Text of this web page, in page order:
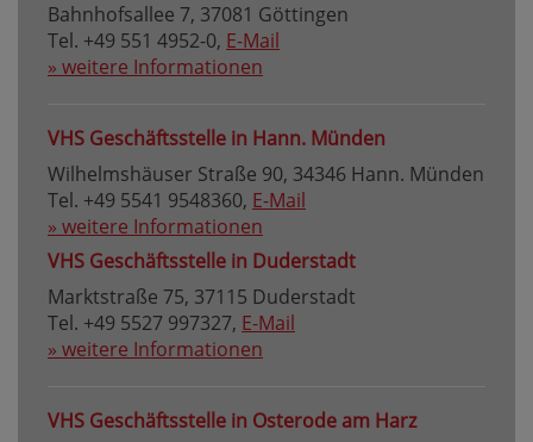
Bahnhofsallee 7, 37081 Göttingen
Tel. +49 551 4952-0, E-Mail
» weitere Informationen
VHS Geschäftsstelle in Hann. Münden
Wilhelmshäuser Straße 90, 34346 Hann. Münden
Tel. +49 5541 9548360, E-Mail
» weitere Informationen
VHS Geschäftsstelle in Duderstadt
Marktstraße 75, 37115 Duderstadt
Tel. +49 5527 997327, E-Mail
» weitere Informationen
VHS Geschäftsstelle in Osterode am Harz